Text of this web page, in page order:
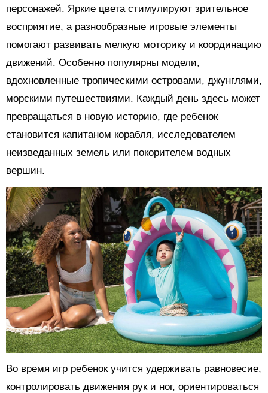
персонажей. Яркие цвета стимулируют зрительное
восприятие, а разнообразные игровые элементы
помогают развивать мелкую моторику и координацию
движений. Особенно популярны модели,
вдохновленные тропическими островами, джунглями,
морскими путешествиями. Каждый день здесь может
превращаться в новую историю, где ребенок
становится капитаном корабля, исследователем
неизведанных земель или покорителем водных
вершин.
Во время игр ребенок учится удерживать равновесие,
контролировать движения рук и ног, ориентироваться